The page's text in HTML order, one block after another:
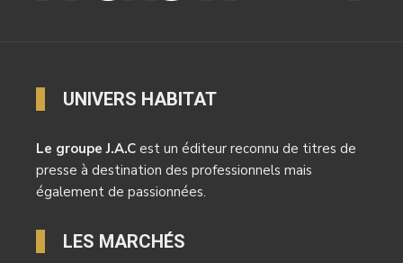
UNIVERS HABITAT
Le groupe J.A.C est un éditeur reconnu de titres de
presse à destination des professionnels mais
également de passionnées.
LES MARCHÉS